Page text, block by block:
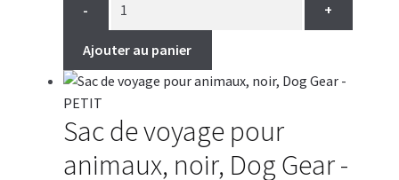
24.99$.21.99$.
- +
Ajouter au panier
Sac de voyage pour
animaux, noir, Dog Gear -